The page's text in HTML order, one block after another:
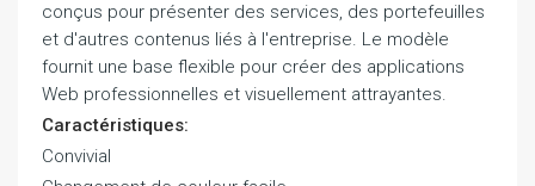
conçus pour présenter des services, des portefeuilles
et d'autres contenus liés à l'entreprise. Le modèle
fournit une base flexible pour créer des applications
Web professionnelles et visuellement attrayantes.
Caractéristiques:
Convivial